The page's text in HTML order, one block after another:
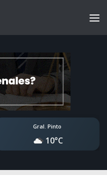
Gral. Pinto
10°C